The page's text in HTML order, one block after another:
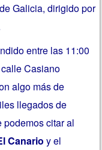
Galicia, dirigido por
entre las 11:00
Casiano
algo más de
llegados de
citar al
Canario y el